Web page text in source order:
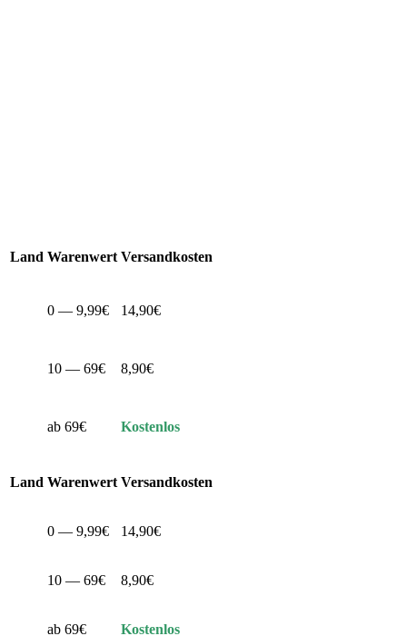
Land Warenwert Versandkosten
0 — 9,99€ 14,90€
10 — 69€ 8,90€
ab 69€ Kostenlos
Land Warenwert Versandkosten
0 — 9,99€ 14,90€
10 — 69€ 8,90€
ab 69€ Kostenlos